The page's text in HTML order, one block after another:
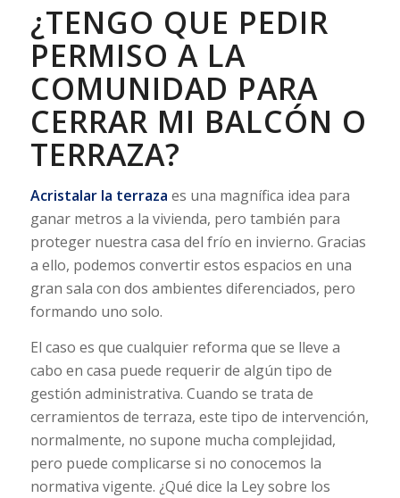
¿TENGO QUE PEDIR
PERMISO A LA
COMUNIDAD PARA
CERRAR MI BALCÓN O
TERRAZA?
Acristalar la terraza es una magnífica idea para
ganar metros a la vivienda, pero también para
proteger nuestra casa del frío en invierno. Gracias
a ello, podemos convertir estos espacios en una
gran sala con dos ambientes diferenciados, pero
formando uno solo.
El caso es que cualquier reforma que se lleve a
cabo en casa puede requerir de algún tipo de
gestión administrativa. Cuando se trata de
cerramientos de terraza, este tipo de intervención,
normalmente, no supone mucha complejidad,
pero puede complicarse si no conocemos la
normativa vigente. ¿Qué dice la Ley sobre los